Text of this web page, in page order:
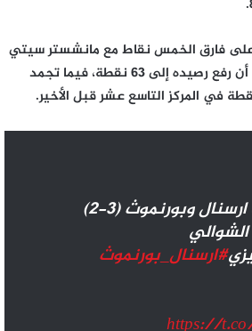
على فارق الخمس نقاط مع مانشستر سيتي
صاحب المركز الثاني بعد أن رفع رصيده إلى 63 نقطة، فيما تجمد
اهداف مباراة ارسنال وبورنموث (3-2)
#ارسنال_بورنموث
https://